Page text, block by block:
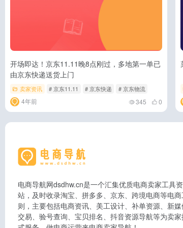
开场即达！京东11.11晚8点刚过，多地第一单已
由京东快递送货上门
卖家资讯 # 京东11.11 # 京东快递 # 京东物流
4年前 345 0
电商导航网dsdhw.cn是一个汇集优质电商卖家工具
站，及时收录淘宝、拼多多、京东、跨境电商等电
则，主要包括电商资讯、美工设计、补单资源、新
交易、验号查询、宝贝排名、抖音资源导航等为卖